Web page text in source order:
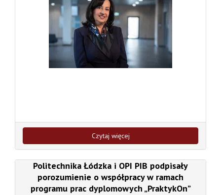
Czytaj więcej
Politechnika Łódzka i OPI PIB podpisały
porozumienie o współpracy w ramach
programu prac dyplomowych „PraktykOn”